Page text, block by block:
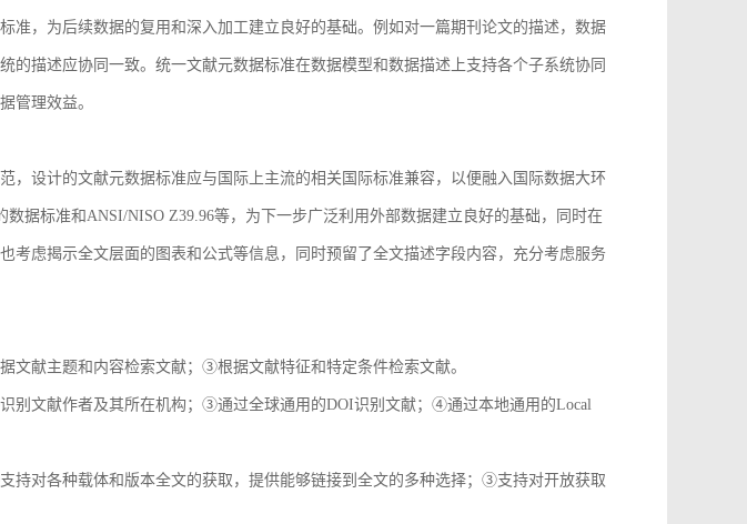
准，为后续数据的复用和深入加工建立良好的基础。例如对一篇期刊论文的描述，数据
的描述应协同一致。统一文献元数据标准在数据模型和数据描述上支持各个子系统协同
管理效益。
，设计的文献元数据标准应与国际上主流的相关国际标准兼容，以便融入国际数据大环
据标准和ANSI/NISO Z39.96等，为下一步广泛利用外部数据建立良好的基础，同时在
考虑揭示全文层面的图表和公式等信息，同时预留了全文描述字段内容，充分考虑服务
献主题和内容检索文献；③根据文献特征和特定条件检索文献。
别文献作者及其所在机构；③通过全球通用的DOI识别文献；④通过本地通用的Local
对各种载体和版本全文的获取，提供能够链接到全文的多种选择；③支持对开放获取